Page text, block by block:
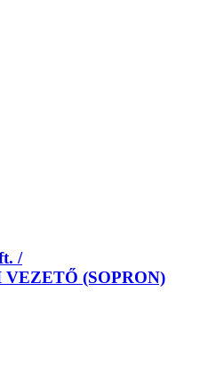
/
(SOPRON)